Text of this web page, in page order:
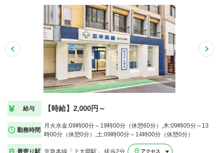
給与 【時給】2,000円～
勤務時間
月火水金:09時00分～19時00分（休憩60分）,木:09時00分～13
時00分（休憩0分）,土:09時00分～14時00分（休憩0分）
最寄り駅 京急本線「上大岡駅」 徒歩2分 アクセス